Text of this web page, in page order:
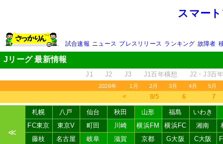
スマー
試合速報 ニュース プレスリリース ランキング 故障者
Jリーグ 最新情報
J1 J2 J3 J1百年構想 J2・J3百
2026年 1月 2月 3月 4月 5月
＜ 8/5 6 7
≪
札幌 八戸 仙台 秋田 山形 福島
いわき
FC東京
東京V 町田 川崎 横浜FM 横浜FC 湘南
藤枝
名古屋 岐阜 滋賀 京都 G大阪 C大阪